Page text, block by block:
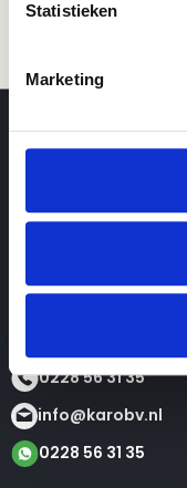
Statistieken
Marketing
1681 PK Zwaagdijk
0228 56 31 35
info@karobv.nl
0228 56 31 35